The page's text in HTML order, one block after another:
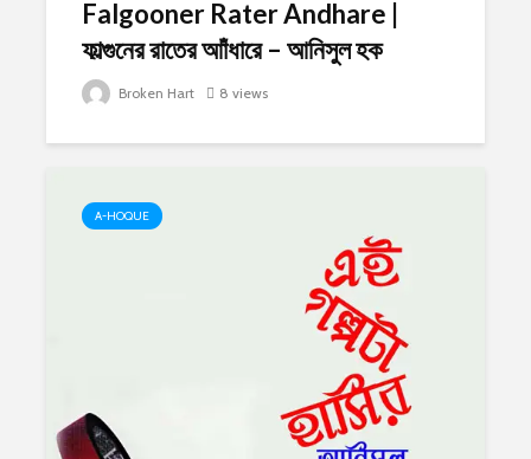
Falgooner Rater Andhare |
ফাল্গুনের রাতের আাঁধারে – আনিসুল হক
Broken Hart 8 views
A-HOQUE